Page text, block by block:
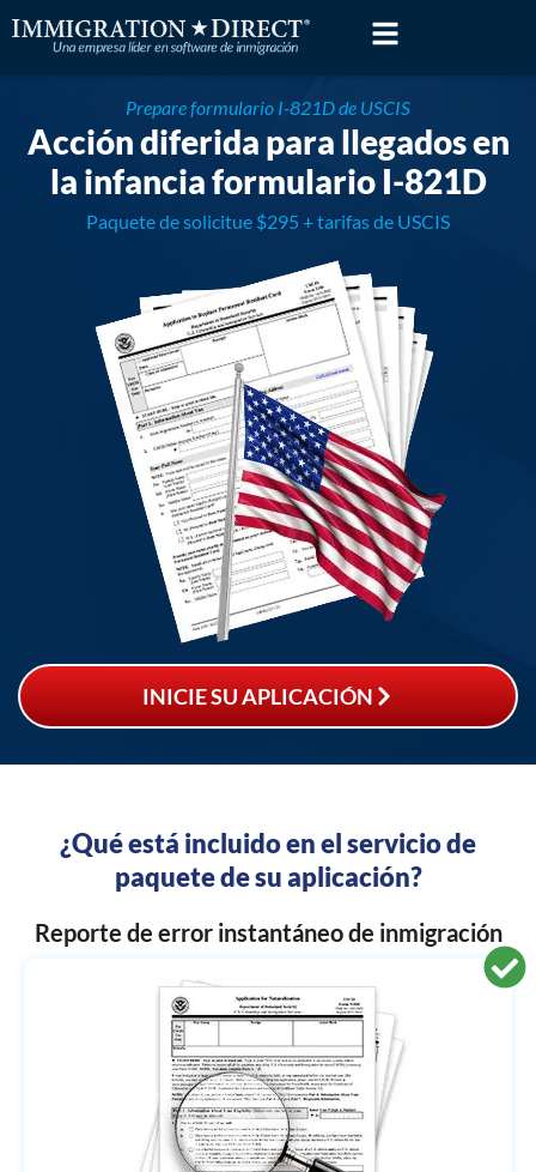
to
Prepare formulario I-821D de USCIS
Acción diferida para llegados en
la infancia formulario I-821D
Paquete de solicitue $295 + tarifas de USCIS
INICIE SU APLICACIÓN
¿Qué está incluido en el servicio de
paquete de su aplicación?
Reporte de error instantáneo de inmigración